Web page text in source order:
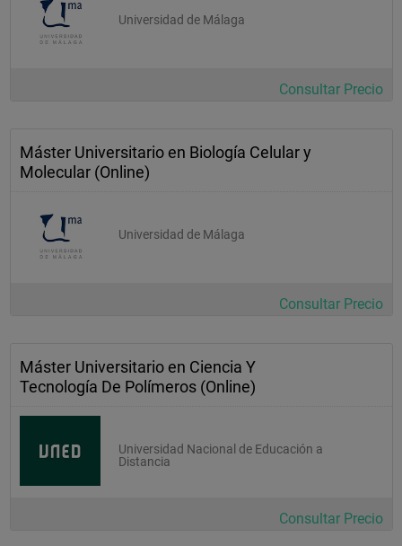
Universidad de Málaga
Consultar Precio
Máster Universitario en Biología Celular y
Molecular (Online)
Universidad de Málaga
Consultar Precio
Máster Universitario en Ciencia Y
Tecnología De Polímeros (Online)
Universidad Nacional de Educación a
Distancia
Consultar Precio